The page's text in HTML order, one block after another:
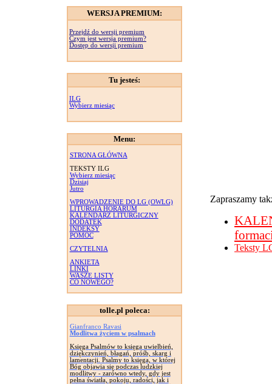
WERSJA PREMIUM:
Przejdź do wersji premium
Czym jest wersja premium?
Dostęp do wersji premium
Tu jesteś:
ILG
Wybierz miesiąc
Menu:
STRONA GŁÓWNA
TEKSTY ILG
Wybierz miesiąc
Dzisiaj
Jutro
WPROWADZENIE DO LG (OWLG)
LITURGIA HORARUM
KALENDARZ LITURGICZNY
DODATEK
INDEKSY
POMOC
CZYTELNIA
ANKIETA
LINKI
WASZE LISTY
CO NOWEGO?
tolle.pl poleca:
Gianfranco Ravasi
Modlitwa życiem w psalmach
Księga Psalmów to księga uwielbień,
dziękczynień, błagań, próśb, skarg i
lamentacji. Psalmy to księga, w której
Bóg objawia się podczas ludzkiej
modlitwy - zarówno wtedy, gdy jest
pełna światła, pokoju, radości, jak i
Zapraszamy
Teksty